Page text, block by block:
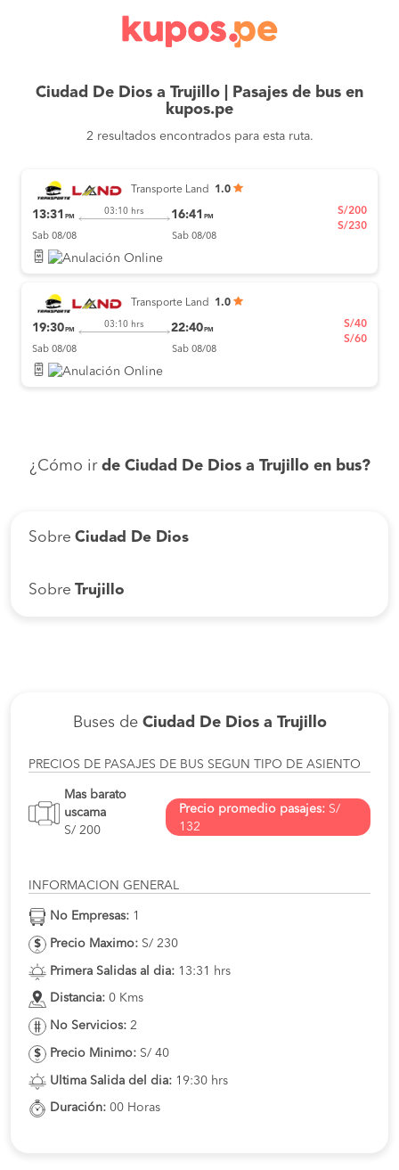
Ciudad De Dios a Trujillo | Pasajes de bus en
kupos.pe
2 resultados encontrados para esta ruta.
Transporte Land 1.0
13:31 PM
03:10 hrs 16:41 PM
Sab 08/08 Sab 08/08
S/200
S/230
Transporte Land 1.0
19:30 PM
03:10 hrs 22:40 PM
Sab 08/08 Sab 08/08
S/40
S/60
¿Cómo ir de Ciudad De Dios a Trujillo en bus?
Sobre Ciudad De Dios
Sobre Trujillo
Buses de Ciudad De Dios a Trujillo
PRECIOS DE PASAJES DE BUS SEGUN TIPO DE ASIENTO
Mas barato
uscama
S/ 200
Precio promedio pasajes: S/
132
INFORMACION GENERAL
No Empresas: 1
Precio Maximo: S/ 230
Primera Salidas al dia: 13:31 hrs
Distancia: 0 Kms
No Servicios: 2
Precio Minimo: S/ 40
Ultima Salida del dia: 19:30 hrs
Duración: 00 Horas